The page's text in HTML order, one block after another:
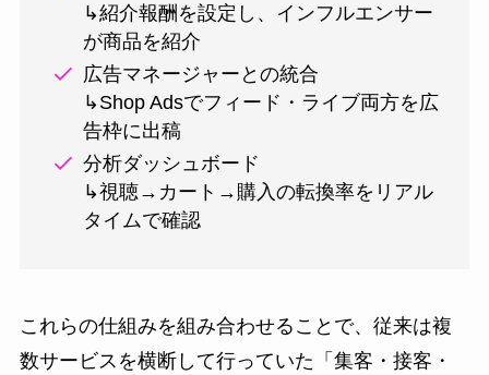
↳紹介報酬を設定し、インフルエンサー
が商品を紹介
広告マネージャーとの統合
↳Shop Adsでフィード・ライブ両方を広
告枠に出稿
分析ダッシュボード
↳視聴→カート→購入の転換率をリアル
タイムで確認
これらの仕組みを組み合わせることで、従来は複
数サービスを横断して行っていた「集客・接客・